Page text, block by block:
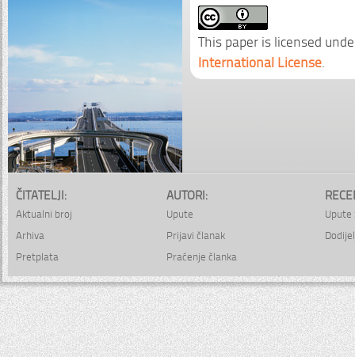
This paper is licensed
International License
ČITATELJI:
Aktualni broj
Arhiva
Pretplata
AUTORI:
Upute
Prijavi članak
Praćenje članka
Upute